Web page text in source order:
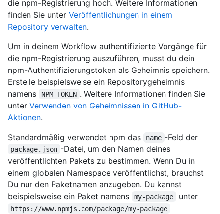
die npm-Registrierung hoch. Weitere Informationen
finden Sie unter Veröffentlichungen in einem
Repository verwalten.
Um in deinem Workflow authentifizierte Vorgänge für
die npm-Registrierung auszuführen, musst du dein
npm-Authentifizierungstoken als Geheimnis speichern.
Erstelle beispielsweise ein Repositorygeheimnis
namens
NPM_TOKEN . Weitere Informationen finden Sie
unter Verwenden von Geheimnissen in GitHub-
Aktionen.
Standardmäßig verwendet npm das
name -Feld der
package.json -Datei, um den Namen deines
veröffentlichten Pakets zu bestimmen. Wenn Du in
einem globalen Namespace veröffentlichst, brauchst
Du nur den Paketnamen anzugeben. Du kannst
beispielsweise ein Paket namens
my-package unter
https://www.npmjs.com/package/my-package